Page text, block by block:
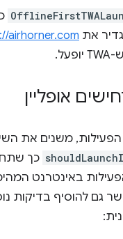
את airhorner.com
אופליין
הפעילות, משנים את
כך
באינטרנט
גם להוסיף בדיקות